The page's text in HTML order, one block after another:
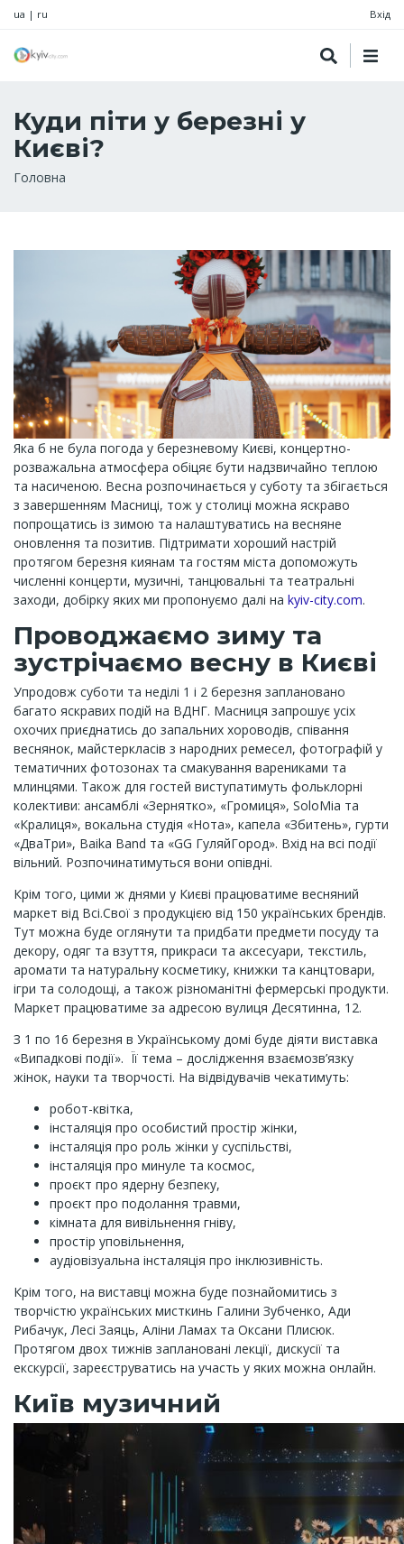
ua | ru Вхід
Куди піти у березні у
Києві?
Рядок
Головна
Яка б не була погода у березневому Києві, концертно-
розважальна атмосфера обіцяє бути надзвичайно теплою
та насиченою. Весна розпочинається у суботу та збігається
з завершенням Масниці, тож у столиці можна яскраво
попрощатись із зимою та налаштуватись на весняне
оновлення та позитив. Підтримати хороший настрій
протягом березня киянам та гостям міста допоможуть
численні концерти, музичні, танцювальні та театральні
заходи, добірку яких ми пропонуємо далі на kyiv-city.com.
Проводжаємо зиму та
зустрічаємо весну в Києві
Упродовж суботи та неділі 1 і 2 березня заплановано
багато яскравих подій на ВДНГ. Масниця запрошує усіх
охочих приєднатись до запальних хороводів, співання
веснянок, майстеркласів з народних ремесел, фотографій у
тематичних фотозонах та смакування варениками та
млинцями. Також для гостей виступатимуть фольклорні
колективи: ансамблі «Зернятко», «Громиця», SoloMia та
«Кралиця», вокальна студія «Нота», капела «Збитень», гурти
«ДваТри», Baika Band та «GG ГуляйГород». Вхід на всі події
вільний. Розпочинатимуться вони опівдні.
Крім того, цими ж днями у Києві працюватиме весняний
маркет від Всі.Свої з продукцією від 150 українських брендів.
Тут можна буде оглянути та придбати предмети посуду та
декору, одяг та взуття, прикраси та аксесуари, текстиль,
аромати та натуральну косметику, книжки та канцтовари,
ігри та солодощі, а також різноманітні фермерські продукти.
Маркет працюватиме за адресою вулиця Десятинна, 12.
З 1 по 16 березня в Українському домі буде діяти виставка
«Випадкові події». Її тема – дослідження взаємозв’язку
жінок, науки та творчості. На відвідувачів чекатимуть:
робот-квітка,
інсталяція про особистий простір жінки,
інсталяція про роль жінки у суспільстві,
інсталяція про минуле та космос,
проєкт про ядерну безпеку,
проєкт про подолання травми,
кімната для вивільнення гніву,
простір уповільнення,
аудіовізуальна інсталяція про інклюзивність.
Крім того, на виставці можна буде познайомитись з
творчістю українських мисткинь Галини Зубченко, Ади
Рибачук, Лесі Заяць, Аліни Ламах та Оксани Плисюк.
Протягом двох тижнів заплановані лекції, дискусії та
екскурсії, зареєструватись на участь у яких можна онлайн.
Київ музичний